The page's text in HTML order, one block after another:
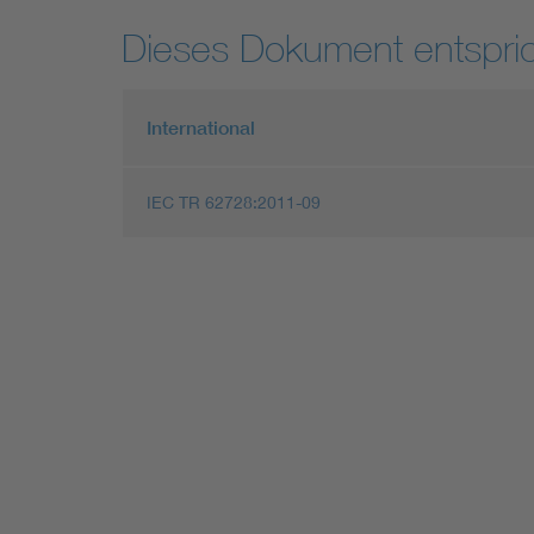
Dieses Dokument
International
IEC TR 62728:2011-09